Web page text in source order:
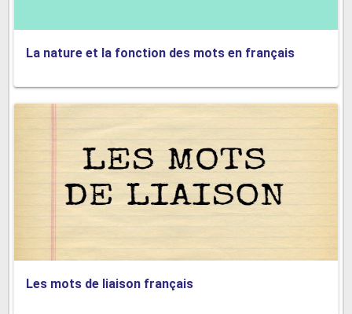
La nature et la fonction des mots en français
Les mots de liaison français